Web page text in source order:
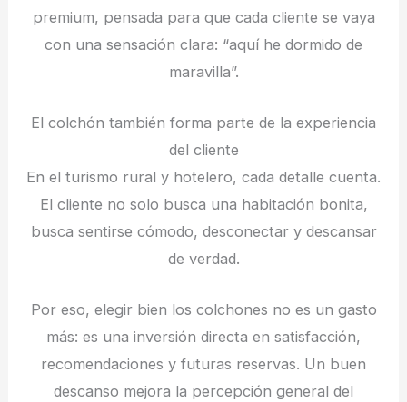
premium, pensada para que cada cliente se vaya
con una sensación clara: “aquí he dormido de
maravilla”.
El colchón también forma parte de la experiencia
del cliente
En el turismo rural y hotelero, cada detalle cuenta.
El cliente no solo busca una habitación bonita,
busca sentirse cómodo, desconectar y descansar
de verdad.
Por eso, elegir bien los colchones no es un gasto
más: es una inversión directa en satisfacción,
recomendaciones y futuras reservas. Un buen
descanso mejora la percepción general del